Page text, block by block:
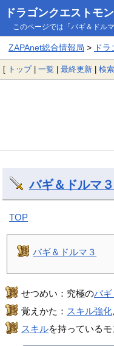
ドラゴンクエストモ
このページでは「バギ＆ドル
ZAPAnet総合情報局 > ド
[ トップ| 一覧 | 最終更新 | 検索
バギ＆ドルマ３
TOP
バギ＆ドルマ３
せつめい：究極のバギ
覚えかた： スキル強化
スキルを持っているモ